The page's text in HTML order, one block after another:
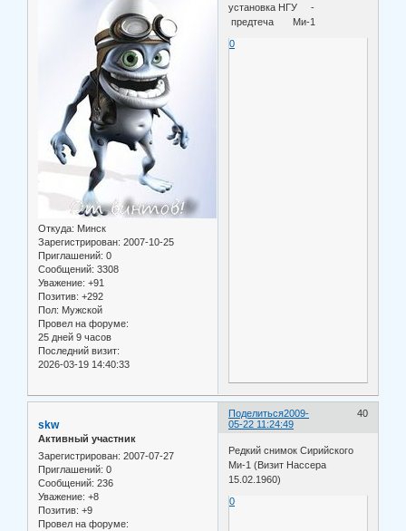
Откуда: Минск
Зарегистрирован: 2007-10-25
Приглашений: 0
Сообщений: 3308
Уважение: +91
Позитив: +292
Пол: Мужской
Провел на форуме:
25 дней 9 часов
Последний визит:
2026-03-19 14:40:33
установка НГУ -
предтеча Ми-1
0
Поделиться 40
2009-
05-22 11:24:49
skw
Активный участник
Зарегистрирован: 2007-07-27
Приглашений: 0
Сообщений: 236
Уважение: +8
Позитив: +9
Провел на форуме:
Редкий снимок Сирийского
Ми-1 (Визит Нассера
15.02.1960)
0